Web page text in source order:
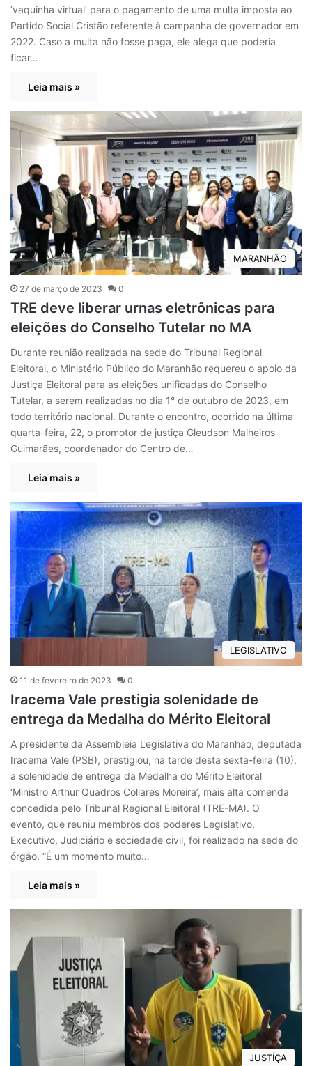
‘vaquinha virtual’ para o pagamento de uma multa imposta ao
Partido Social Cristão referente à campanha de governador em
2022. Caso a multa não fosse paga, ele alega que poderia
ficar…
Leia mais »
MARANHÃO
27 de março de 2023 0
TRE deve liberar urnas eletrônicas para
eleições do Conselho Tutelar no MA
Durante reunião realizada na sede do Tribunal Regional
Eleitoral, o Ministério Público do Maranhão requereu o apoio da
Justiça Eleitoral para as eleições unificadas do Conselho
Tutelar, a serem realizadas no dia 1° de outubro de 2023, em
todo território nacional. Durante o encontro, ocorrido na última
quarta-feira, 22, o promotor de justiça Gleudson Malheiros
Guimarães, coordenador do Centro de…
Leia mais »
LEGISLATIVO
11 de fevereiro de 2023 0
Iracema Vale prestigia solenidade de
entrega da Medalha do Mérito Eleitoral
A presidente da Assembleia Legislativa do Maranhão, deputada
Iracema Vale (PSB), prestigiou, na tarde desta sexta-feira (10),
a solenidade de entrega da Medalha do Mérito Eleitoral
‘Ministro Arthur Quadros Collares Moreira’, mais alta comenda
concedida pelo Tribunal Regional Eleitoral (TRE-MA). O
evento, que reuniu membros dos poderes Legislativo,
Executivo, Judiciário e sociedade civil, foi realizado na sede do
órgão. “É um momento muito…
Leia mais »
JUSTÍÇA